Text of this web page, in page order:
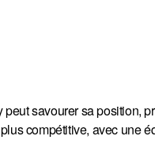
savourer sa position,
compétitive, avec une